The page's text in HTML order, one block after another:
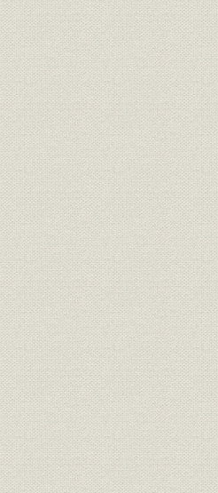
1. 一族合同の背景
2. 合同交渉の経緯
3. 会社設立の登記
第2章 近代化、一元化への道
1. 会社の性格と経営理念
2. 野田に新鋭巨大工場
3. 関西に”第2の野田”を実現
4. 財務・会計処理の近代化
第3章 労働問題と歴史的な大
1. 工場管理制度の改革
2. 大争議と「産業魂」
3. 雇用・福利制度の整備
第4章 深刻な不況と生産過剰
1. 競争激化と3社の協調